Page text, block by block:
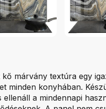
márvány textúra egy
minden konyhában.
ellenáll a mindennapi